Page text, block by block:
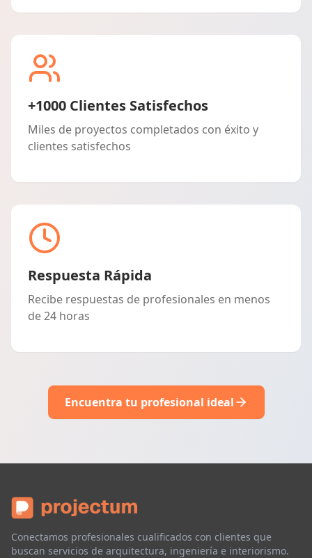
+1000 Clientes Satisfechos
Miles de proyectos completados con éxito y
clientes satisfechos
Respuesta Rápida
Recibe respuestas de profesionales en menos
de 24 horas
Encuentra tu profesional ideal
Conectamos profesionales cualificados con clientes que
buscan servicios de arquitectura, ingeniería e interiorismo.